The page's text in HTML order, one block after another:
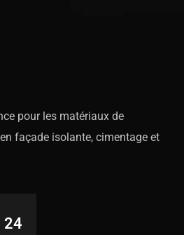
pour les matériaux de
façade isolante, cimentage et
24